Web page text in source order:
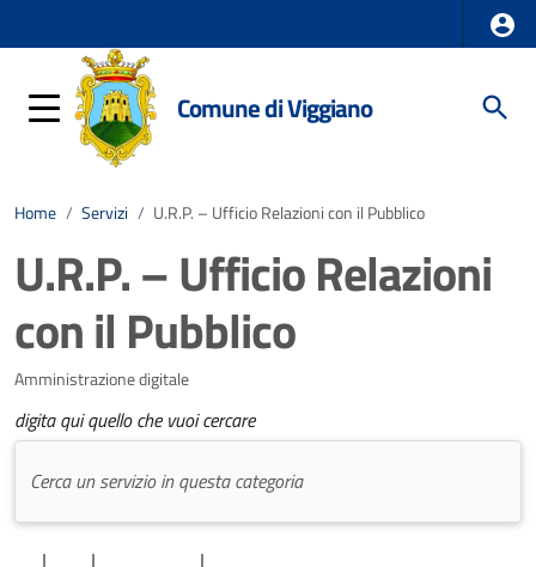
Comune di Viggiano
Home / Servizi / U.R.P. – Ufficio Relazioni con il Pubblico
U.R.P. – Ufficio Relazioni
con il Pubblico
Amministrazione digitale
digita qui quello che vuoi cercare